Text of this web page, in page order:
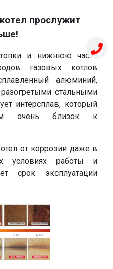
прослужит
и нижнюю часть
газовых котлов
алюминий,
стальными
интерсплав, который
очень близок к
от коррозии даже в
условиях работы и
срок эксплуатации